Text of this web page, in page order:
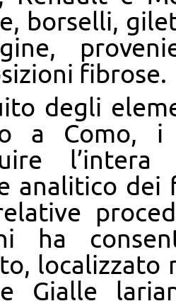
borselli,
fibrose.
degli
a Como,
analitico
ha
localizzato
Gialle